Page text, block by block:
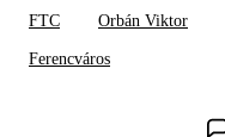
FTC Orbán Viktor
Ferencváros